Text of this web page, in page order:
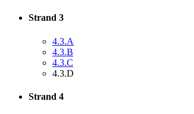
Strand 3
4.3.A
4.3.B
4.3.C
4.3.D
Strand 4